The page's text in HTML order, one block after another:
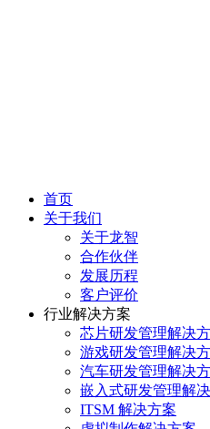
首页
关于我们
关于龙智
合作伙伴
发展历程
客户评价
行业解决方案
芯片研发管理解决
游戏研发管理解决
汽车研发管理解决
嵌入式研发管理解
ITSM 解决方案